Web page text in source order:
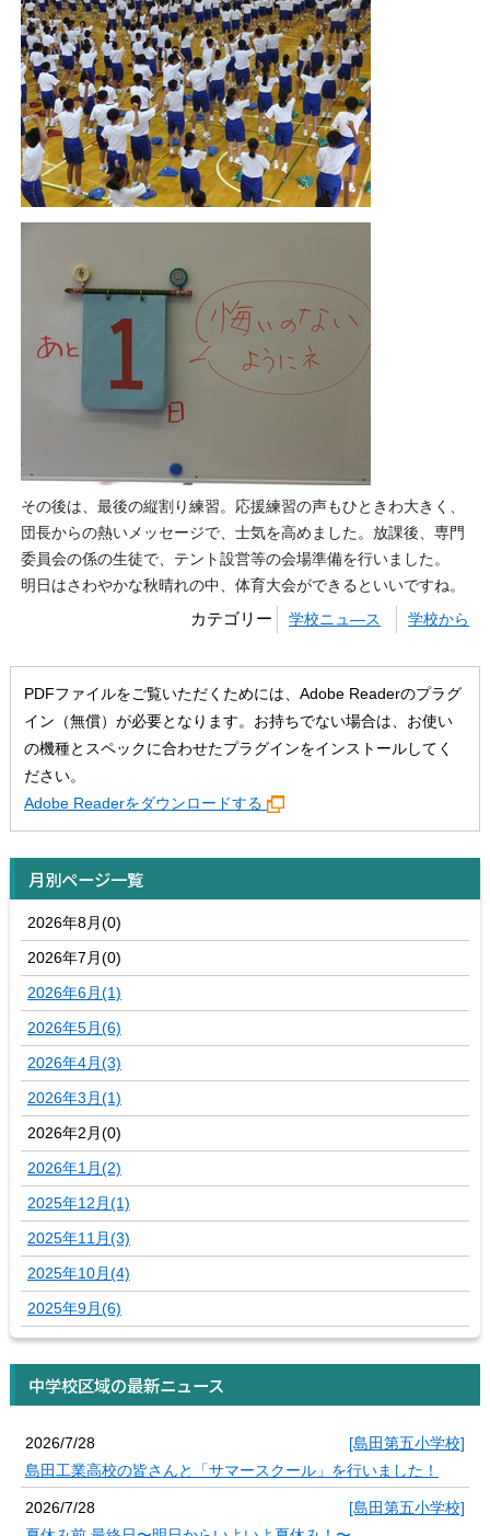
その後は、最後の縦割り練習。応援練習の声もひときわ大きく、
団長からの熱いメッセージで、士気を高めました。放課後、専門
委員会の係の生徒で、テント設営等の会場準備を行いました。
明日はさわやかな秋晴れの中、体育大会ができるといいですね。
カテゴリー 学校ニュ―ス 学校から
PDFファイルをご覧いただくためには、Adobe Readerのプラグ
イン（無償）が必要となります。お持ちでない場合は、お使い
の機種とスペックに合わせたプラグインをインストールしてく
ださい。
Adobe Readerをダウンロードする
月別ページ一覧
2026年8月(0)
2026年7月(0)
2026年6月(1)
2026年5月(6)
2026年4月(3)
2026年3月(1)
2026年2月(0)
2026年1月(2)
2025年12月(1)
2025年11月(3)
2025年10月(4)
2025年9月(6)
中学校区域の最新ニュース
2026/7/28
[島田第五小学校]
島田工業高校の皆さんと「サマースクール」を行いました！
2026/7/28
[島田第五小学校]